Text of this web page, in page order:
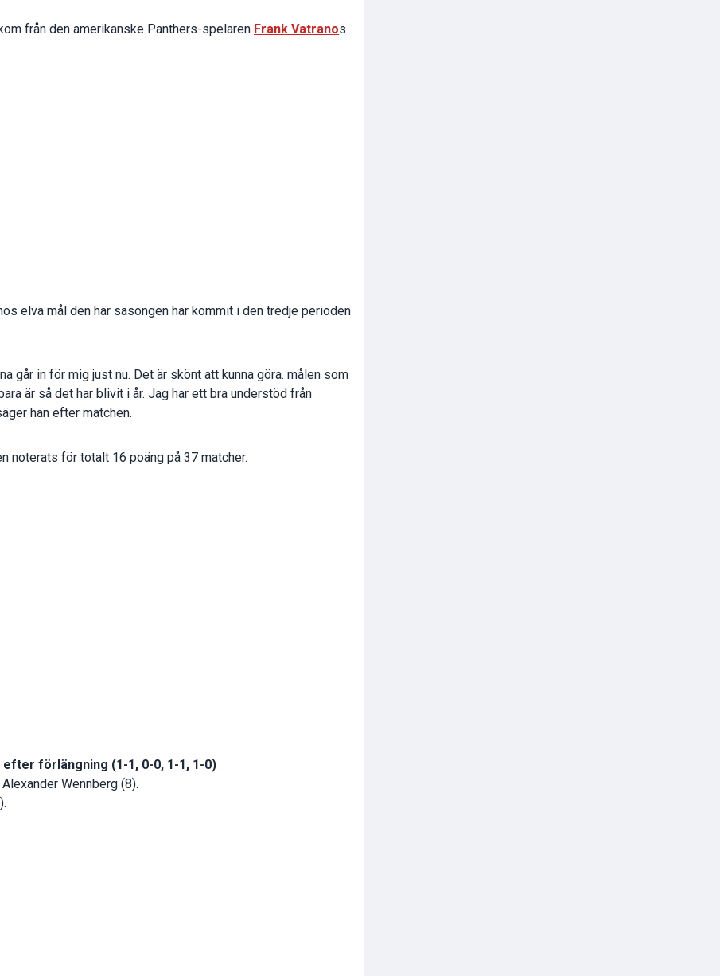
från den amerikanske Panthers-spelaren Frank Vatranos
elva mål den här säsongen har kommit i den tredje perioden
går in för mig just nu. Det är skönt att kunna göra. målen som
är så det har blivit i år. Jag har ett bra understöd från
han efter matchen.
noterats för totalt 16 poäng på 37 matcher.
förlängning (1-1, 0-0, 1-1, 1-0)
Wennberg (8).